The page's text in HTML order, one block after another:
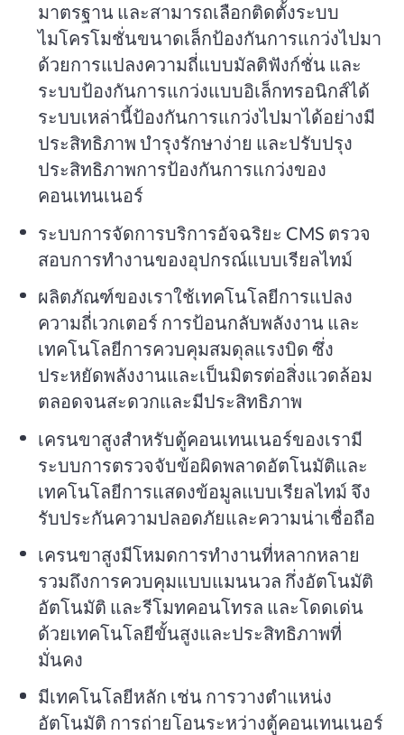
มาตรฐาน และสามารถเลือกติดตั้งระบบ
ไมโครโมชั่นขนาดเล็กป้องกันการแกว่งไปมา
ด้วยการแปลงความถี่แบบมัลติฟังก์ชั่น และ
ระบบป้องกันการแกว่งแบบอิเล็กทรอนิกส์ได้
ระบบเหล่านี้ป้องกันการแกว่งไปมาได้อย่างมี
ประสิทธิภาพ บำรุงรักษาง่าย และปรับปรุง
ประสิทธิภาพการป้องกันการแกว่งของ
คอนเทนเนอร์
ระบบการจัดการบริการอัจฉริยะ CMS ตรวจ
สอบการทำงานของอุปกรณ์แบบเรียลไทม์
ผลิตภัณฑ์ของเราใช้เทคโนโลยีการแปลง
ความถี่เวกเตอร์ การป้อนกลับพลังงาน และ
เทคโนโลยีการควบคุมสมดุลแรงบิด ซึ่ง
ประหยัดพลังงานและเป็นมิตรต่อสิ่งแวดล้อม
ตลอดจนสะดวกและมีประสิทธิภาพ
เครนขาสูงสำหรับตู้คอนเทนเนอร์ของเรามี
ระบบการตรวจจับข้อผิดพลาดอัตโนมัติและ
เทคโนโลยีการแสดงข้อมูลแบบเรียลไทม์ จึง
รับประกันความปลอดภัยและความน่าเชื่อถือ
เครนขาสูงมีโหมดการทำงานที่หลากหลาย
รวมถึงการควบคุมแบบแมนนวล กึ่งอัตโนมัติ
อัตโนมัติ และรีโมทคอนโทรล และโดดเด่น
ด้วยเทคโนโลยีขั้นสูงและประสิทธิภาพที่
มั่นคง
มีเทคโนโลยีหลัก เช่น การวางตำแหน่ง
อัตโนมัติ การถ่ายโอนระหว่างตู้คอนเทนเนอร์